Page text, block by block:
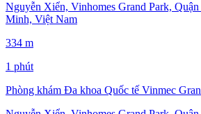
Nguyễn Xiển, Vinhomes Grand Park,
Minh, Việt Nam
334 m
1 phút
Phòng khám Đa khoa Quốc tế Vinmec